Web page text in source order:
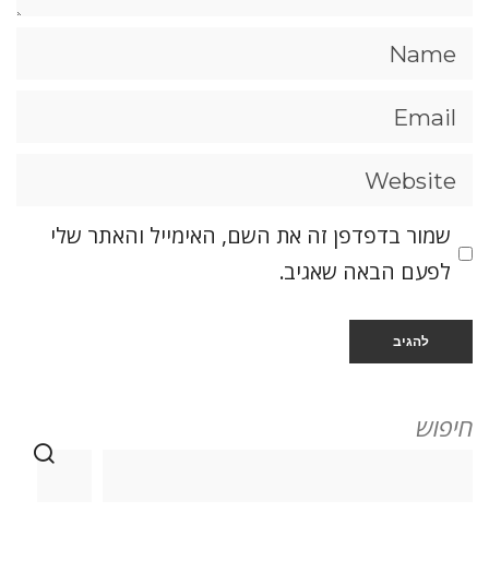
שמור בדפדפן זה את השם, האימייל והאתר שלי
לפעם הבאה שאגיב.
חיפוש